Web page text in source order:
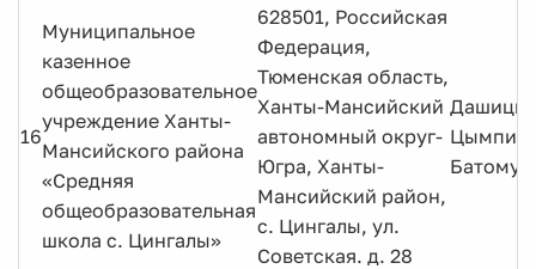
16
Муниципальное
казенное
общеобразовательное
учреждение Ханты-
Мансийского района
«Средняя
общеобразовательная
школа с. Цингалы»
628501, Российская
Федерация,
Тюменская область,
Ханты-Мансийский
автономный округ-
Югра, Ханты-
Мансийский район,
с. Цингалы, ул.
Советская. д. 28